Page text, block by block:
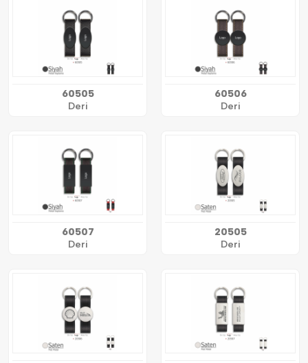
60505
Deri
60506
Deri
60507
Deri
20505
Deri